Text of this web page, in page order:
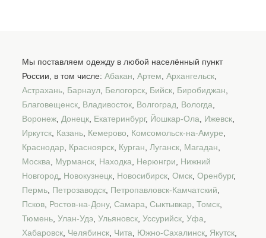
Мы поставляем одежду в любой населённый пункт
России, в том числе: Абакан Артем Архангельск
Астрахань Барнаул Белогорск Бийск Биробиджан
Благовещенск Владивосток Волгоград Вологда
Воронеж Донецк Екатеринбург, Йошкар-Ола Ижевск
Иркутск Казань Кемерово Комсомольск-на-Амуре
Краснодар
Красноярск Курган Луганск Магадан
Москва
Мурманск Находка Нерюнгри
Нижний
Новгород
Новокузнецк Новосибирск Омск Оренбург,
Пермь Петрозаводск Петропавловск-Камчатский
Псков Ростов-на-Дону, Самара Сыктывкар Томск
Тюмень Улан-Удэ Ульяновск Уссурийск Уфа
Хабаровск Челябинск Чита Южно-Сахалинск Якутск